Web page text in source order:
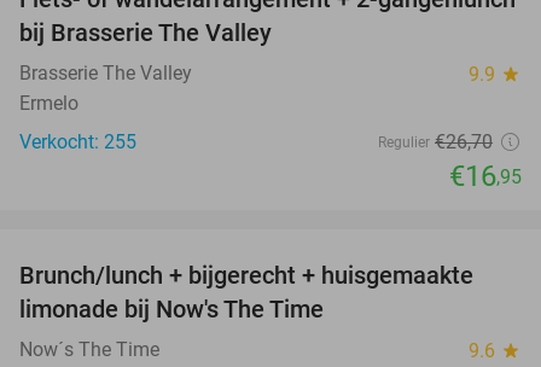
bij Brasserie The Valley
Brasserie The Valley 9.9 star
Ermelo
Verkocht: 255
Regulier €26,70
€16,95
36%
Brunch/lunch + bijgerecht + huisgemaakte
limonade bij Now's The Time
Now´s The Time 9.6 star